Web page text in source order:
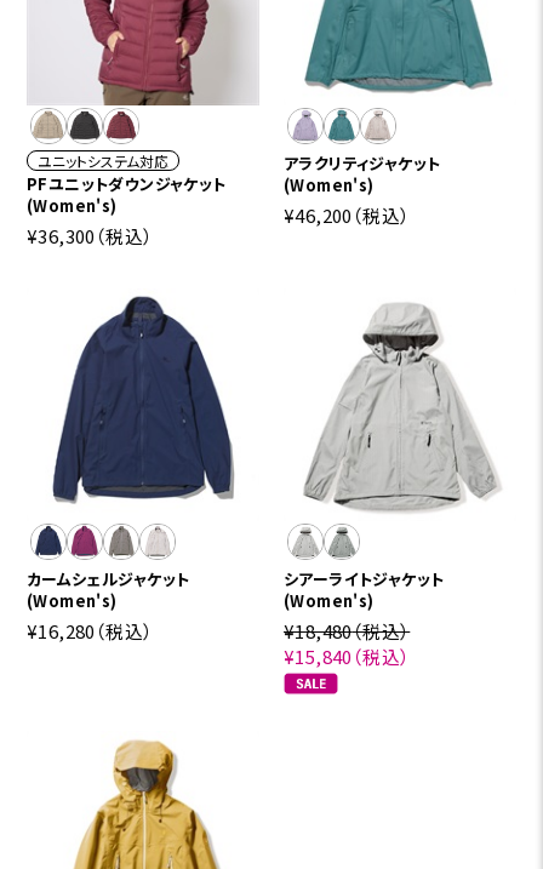
ユニットシステム対応
PFユニットダウンジャケット
(Women's)
¥36,300 （税込）
アラクリティジャケット
(Women's)
¥46,200 （税込）
カームシェルジャケット
(Women's)
¥16,280 （税込）
シアーライトジャケット
(Women's)
¥18,480（税込）
¥15,840 （税込）